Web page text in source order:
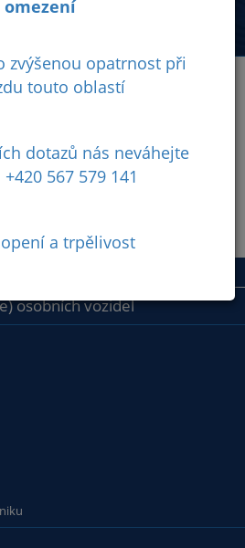
osobních vozidel
omezení
zvýšenou opatrnost při
touto oblastí
dotazů nás neváhejte
567 579 141
a trpělivost